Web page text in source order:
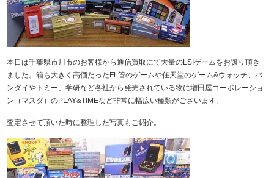
本日は千葉県市川市のお客様から通信買取にて大量のLSIゲームをお譲り頂き
ました。箱も大きく高価だったFL管のゲームや任天堂のゲーム&ウォッチ、バ
ンダイやトミー、学研など各社から発売されている物に増田屋コーポレーショ
ン（マスダ）のPLAY&TIMEなど非常に幅広い種類がございます。
査定させて頂いた時に整理した写真もご紹介。